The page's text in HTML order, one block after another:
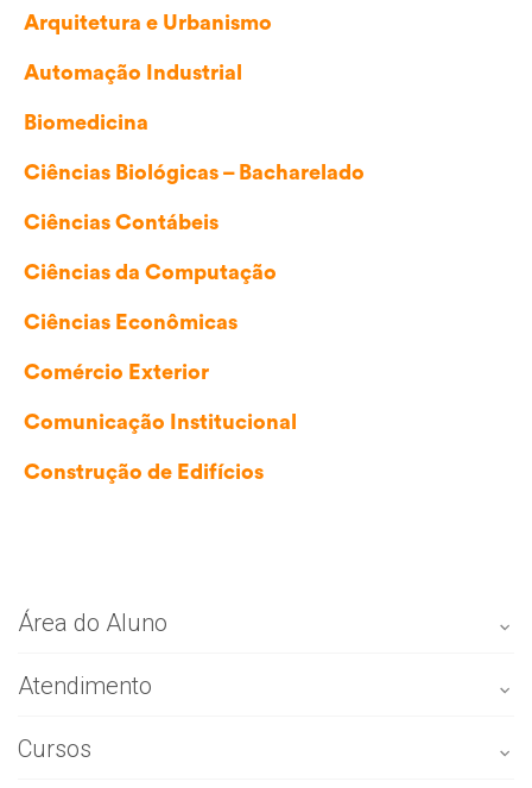
Arquitetura e Urbanismo
Automação Industrial
Biomedicina
Ciências Biológicas – Bacharelado
Ciências Contábeis
Ciências da Computação
Ciências Econômicas
Comércio Exterior
Comunicação Institucional
Construção de Edifícios
Área do Aluno
Portal do aluno
Atendimento
Atendimento ao Aluno (CAA)
Cursos